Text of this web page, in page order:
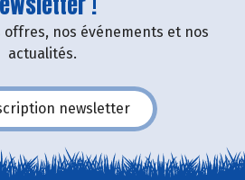
offres, nos événements et nos
actualités.
newsletter